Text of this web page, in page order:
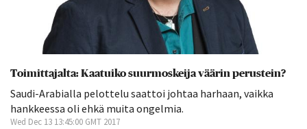
Toimittajalta: Kaatuiko suurmoskeija väärin perustein?
Saudi-Arabialla pelottelu saattoi johtaa harhaan, vaikka
hankkeessa oli ehkä muita ongelmia.
Wed Dec 13 13:45:00 GMT 2017